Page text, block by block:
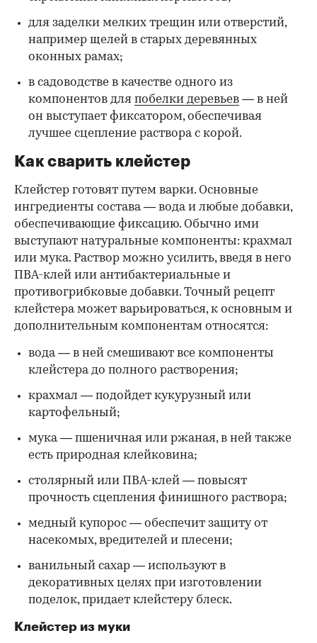
для заделки мелких трещин или отверстий,
например щелей в старых деревянных
оконных рамах;
в садоводстве в качестве одного из
компонентов для побелки деревьев — в ней
он выступает фиксатором, обеспечивая
лучшее сцепление раствора с корой.
Как сварить клейстер
Клейстер готовят путем варки. Основные
ингредиенты состава — вода и любые добавки,
обеспечивающие фиксацию. Обычно ими
выступают натуральные компоненты: крахмал
или мука. Раствор можно усилить, введя в него
ПВА-клей или антибактериальные и
противогрибковые добавки. Точный рецепт
клейстера может варьироваться, к основным и
дополнительным компонентам относятся:
вода — в ней смешивают все компоненты
клейстера до полного растворения;
крахмал — подойдет кукурузный или
картофельный;
мука — пшеничная или ржаная, в ней также
есть природная клейковина;
столярный или ПВА-клей — повысят
прочность сцепления финишного раствора;
медный купорос — обеспечит защиту от
насекомых, вредителей и плесени;
ванильный сахар — используют в
декоративных целях при изготовлении
поделок, придает клейстеру блеск.
Клейстер из муки